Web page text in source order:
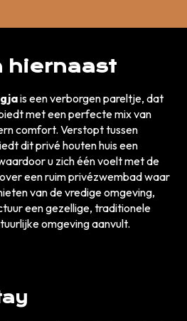
hiernaast
is een verborgen pareltje, dat
met een perfecte mix van
comfort. Verstopt tussen
dit privé houten huis een
u zich één voelt met de
een ruim privézwembad waar
van de vredige omgeving,
een gezellige, traditionele
omgeving aanvult.